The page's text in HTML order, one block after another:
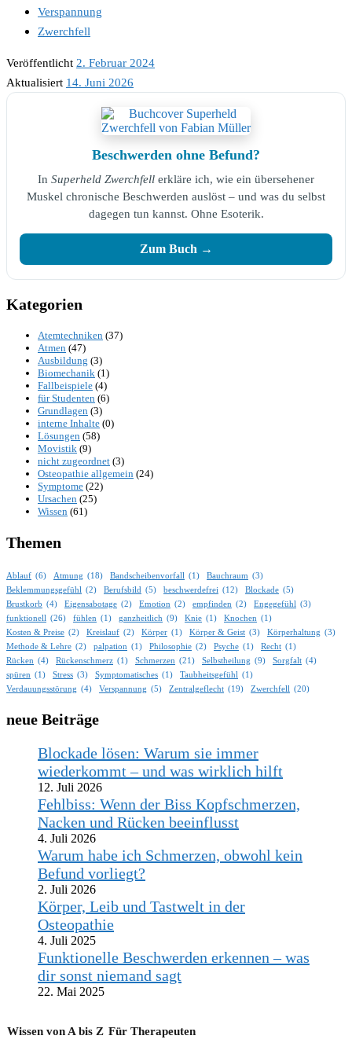
Verspannung
Zwerchfell
Veröffentlicht 2. Februar 2024
Aktualisiert 14. Juni 2026
Beschwerden ohne Befund?
In Superheld Zwerchfell erkläre ich, wie ein übersehener
Muskel chronische Beschwerden auslöst – und was du selbst
dagegen tun kannst. Ohne Esoterik.
Zum Buch →
Kategorien
Atemtechniken (37)
Atmen (47)
Ausbildung (3)
Biomechanik (1)
Fallbeispiele (4)
für Studenten (6)
Grundlagen (3)
interne Inhalte (0)
Lösungen (58)
Movistik (9)
nicht zugeordnet (3)
Osteopathie allgemein (24)
Symptome (22)
Ursachen (25)
Wissen (61)
Themen
Ablauf (6) Atmung (18) Bandscheibenvorfall (1) Bauchraum (3)
Beklemmungsgefühl
(2) Berufsbild (5) beschwerdefrei (12) Blockade (5)
Brustkorb (4) Eigensabotage (2) Emotion (2) empfinden (2) Engegefühl
(3)
funktionell
(26) fühlen (1) ganzheitlich (9) Knie (1) Knochen (1)
Kosten & Preise (2) Kreislauf (2) Körper (1) Körper & Geist (3) Körperhaltung (3)
Methode & Lehre (2) palpation (1) Philosophie (2) Psyche (1) Recht (1)
Rücken (4) Rückenschmerz (1) Schmerzen (21) Selbstheilung (9) Sorgfalt (4)
spüren (1) Stress (3) Symptomatisches (1) Taubheitsgefühl
(1)
Verdauungsstörung (4) Verspannung (5) Zentralgeflecht (19) Zwerchfell (20)
neue Beiträge
Blockade lösen: Warum sie immer
wiederkommt – und was wirklich hilft
12. Juli 2026
Fehlbiss: Wenn der Biss Kopfschmerzen,
Nacken und Rücken beeinflusst
4. Juli 2026
Warum habe ich Schmerzen, obwohl kein
Befund vorliegt?
2. Juli 2026
Körper, Leib und Tastwelt in der
Osteopathie
4. Juli 2025
Funktionelle Beschwerden erkennen – was
dir sonst niemand sagt
22. Mai 2025
Wissen von A bis Z Für Therapeuten